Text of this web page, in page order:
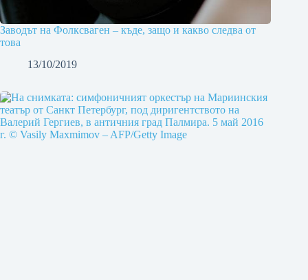
Заводът на Фолксваген – къде, защо и какво следва от
това
13/10/2019